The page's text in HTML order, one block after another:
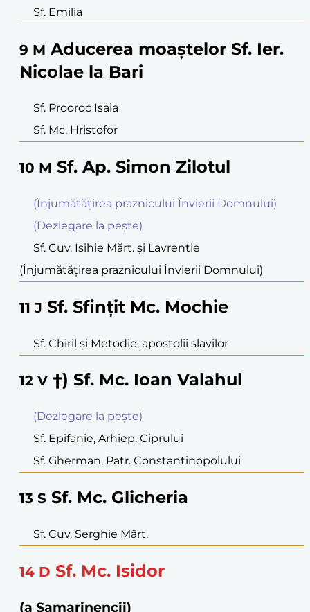
Sf. Emilia
9 M Aducerea moaştelor Sf. Ier.
Nicolae la Bari
Sf. Prooroc Isaia
Sf. Mc. Hristofor
10 M Sf. Ap. Simon Zilotul
(Înjumătățirea praznicului Învierii Domnului)
(Dezlegare la peşte)
Sf. Cuv. Isihie Mărt. şi Lavrentie
(Înjumătățirea praznicului Învierii Domnului)
11 J Sf. Sfinţit Mc. Mochie
Sf. Chiril şi Metodie, apostolii slavilor
12 V †) Sf. Mc. Ioan Valahul
(Dezlegare la peşte)
Sf. Epifanie, Arhiep. Ciprului
Sf. Gherman, Patr. Constantinopolului
13 S Sf. Mc. Glicheria
Sf. Cuv. Serghie Mărt.
14 D Sf. Mc. Isidor
(a Samarinencii)